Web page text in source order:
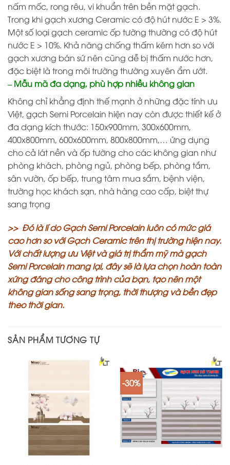
nấm mốc, rong rêu, vi khuẩn trên bền mặt gạch.
Trong khi gạch xương Ceramic có độ hút nước E > 3%.
Một số loại gạch ceramic ốp tường thường có độ hút
nước E > 10%. Khả năng chống thấm kém hơn so với
gạch xương bán sứ nên cũng dễ bị thấm nước hơn,
đặc biệt là trong môi trường thường xuyên ẩm ướt.
– Mẫu mã đa dạng, phù hợp nhiều không gian
Không chỉ khẳng định thế mạnh ở những đặc tính ưu
Việt, gạch Semi Porcelain hiện nay còn được thiết kế ở
đa dạng kích thước: 150x900mm, 300x600mm,
400x800mm, 600x600mm, 800x800mm,… ứng dụng
cho cả lát nền và ốp tường cho các không gian như
phòng khách, phòng ngủ, phòng bếp, phòng tắm,
sân vườn, ốp bếp, trung tâm mua sắm, bệnh viện,
trường học khách sạn, nhà hàng cao cấp, biệt thự
sang trọng
>> Đó là lí do Gạch Semi Porcelain luôn có mức giá
cao hơn so với Gạch Ceramic trên thị trường hiện nay.
Với chất lượng ưu Việt và giá trị thẩm mỹ mà gạch
Semi Porcelain mang lại, đây sẽ là lựa chọn hoàn toàn
xứng đáng cho công trình của bạn, tạo nên một
không gian sống sang trọng, thời thượng và bền đẹp
theo thời gian.
SẢN PHẨM TƯƠNG TỰ
-30%